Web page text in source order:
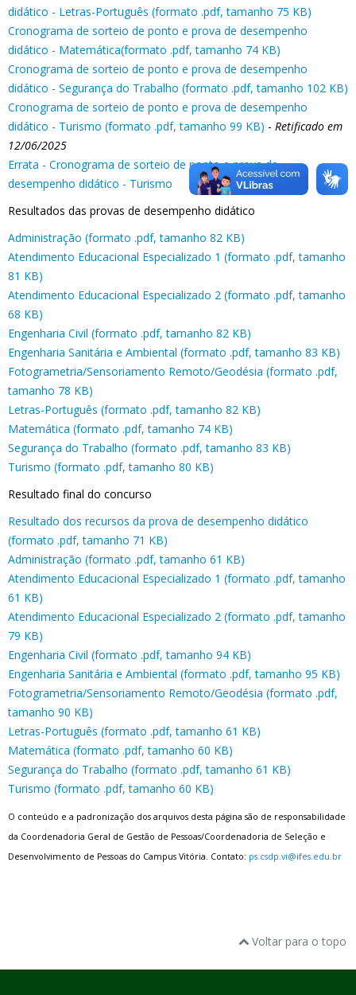
didático - Letras-Português (formato .pdf, tamanho 75 KB)
Cronograma de sorteio de ponto e prova de desempenho
didático - Matemática(formato .pdf, tamanho 74 KB)
Cronograma de sorteio de ponto e prova de desempenho
didático - Segurança do Trabalho (formato .pdf, tamanho 102 KB)
Cronograma de sorteio de ponto e prova de desempenho
didático - Turismo (formato .pdf, tamanho 99 KB) - Retificado em
12/06/2025
Errata - Cronograma de sorteio de ponto e prova de
desempenho didático - Turismo
Resultados das provas de desempenho didático
Administração (formato .pdf, tamanho 82 KB)
Atendimento Educacional Especializado 1 (formato .pdf, tamanho
81 KB)
Atendimento Educacional Especializado 2 (formato .pdf, tamanho
68 KB)
Engenharia Civil (formato .pdf, tamanho 82 KB)
Engenharia Sanitária e Ambiental (formato .pdf, tamanho 83 KB)
Fotogrametria/Sensoriamento Remoto/Geodésia (formato .pdf,
tamanho 78 KB)
Letras-Português (formato .pdf, tamanho 82 KB)
Matemática (formato .pdf, tamanho 74 KB)
Segurança do Trabalho (formato .pdf, tamanho 83 KB)
Turismo (formato .pdf, tamanho 80 KB)
Resultado final do concurso
Resultado dos recursos da prova de desempenho didático
(formato .pdf, tamanho 71 KB)
Administração (formato .pdf, tamanho 61 KB)
Atendimento Educacional Especializado 1 (formato .pdf, tamanho
61 KB)
Atendimento Educacional Especializado 2 (formato .pdf, tamanho
79 KB)
Engenharia Civil (formato .pdf, tamanho 94 KB)
Engenharia Sanitária e Ambiental (formato .pdf, tamanho 95 KB)
Fotogrametria/Sensoriamento Remoto/Geodésia (formato .pdf,
tamanho 90 KB)
Letras-Português (formato .pdf, tamanho 61 KB)
Matemática (formato .pdf, tamanho 60 KB)
Segurança do Trabalho (formato .pdf, tamanho 61 KB)
Turismo (formato .pdf, tamanho 60 KB)
O conteúdo e a padronização dos arquivos desta página são de responsabilidade
da Coordenadoria Geral de Gestão de Pessoas/Coordenadoria de Seleção e
Desenvolvimento de Pessoas do Campus Vitória. Contato: ps.csdp.vi@ifes.edu.br
Voltar para o topo